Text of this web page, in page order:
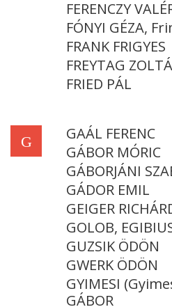
FERENCZY
FÓNYI GÉZA,
FRANK FRIGYES
FREYTAG
FRIED PÁL
G
GAÁL FERENC
GÁBOR MÓRIC
GÁBORJÁNI
GÁDOR EMIL
GEIGER
GOLOB,
GUZSIK ÖDÖN
GWERK ÖDÖN
GYIMESI
GÁBOR